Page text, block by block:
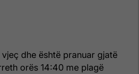
vjeç dhe është pranuar gjatë
orës 14:40 me plagë